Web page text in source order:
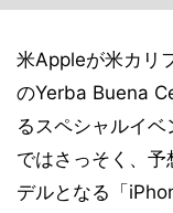
米Appleが米カリ
のYerba Buena
るスペシャルイ
ではさっそく、
デルとなる「